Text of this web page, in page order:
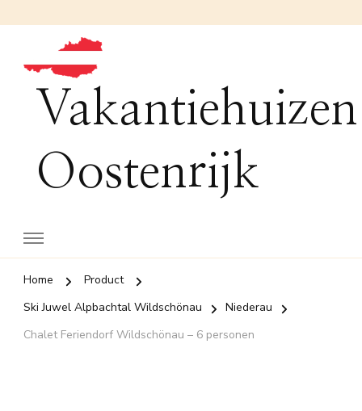
Vakantiehuizen
Oostenrijk
Home
Product
Ski Juwel Alpbachtal Wildschönau
Niederau
Chalet Feriendorf Wildschönau – 6 personen